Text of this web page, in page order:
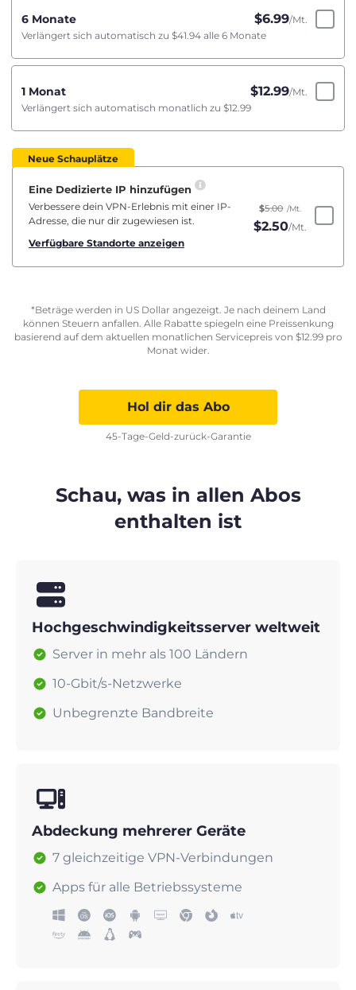
6 Monate $6.99/Mt.
Verlängert sich automatisch zu $41.94 alle 6 Monate
1 Monat $12.99/Mt.
Verlängert sich automatisch monatlich zu $12.99
Neue Schauplätze
Eine Dedizierte IP hinzufügen
Verbessere dein VPN-Erlebnis mit einer IP-
Adresse, die nur dir zugewiesen ist.
Verfügbare Standorte anzeigen
$5.00 /Mt.
$2.50/Mt.
*Beträge werden in US Dollar angezeigt. Je nach deinem Land
können Steuern anfallen. Alle Rabatte spiegeln eine Preissenkung
basierend auf dem aktuellen monatlichen Servicepreis von $12.99pro
Monat wider.
Hol dir das Abo
45-Tage-Geld-zurück-Garantie
Schau, was in allen Abos
enthalten ist
Hochgeschwindigkeitsserver weltweit
Server in mehr als 100 Ländern
10-Gbit/s-Netzwerke
Unbegrenzte Bandbreite
Abdeckung mehrerer Geräte
7 gleichzeitige VPN-Verbindungen
Apps für alle Betriebssysteme